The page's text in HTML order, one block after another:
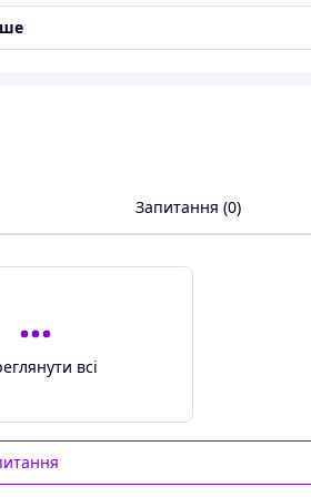
та порадувати близьку вам людину.
Запитання (0)
всі